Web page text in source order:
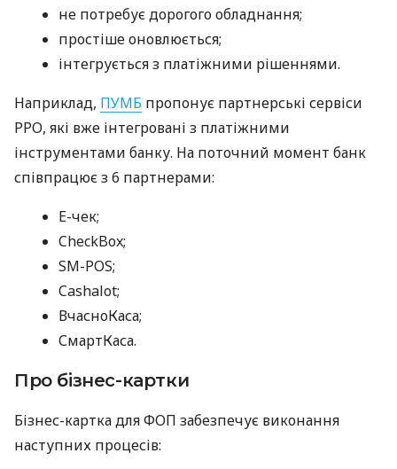
не потребує дорогого обладнання;
простіше оновлюється;
інтегрується з платіжними рішеннями.
Наприклад, ПУМБ пропонує партнерські сервіси
РРО, які вже інтегровані з платіжними
інструментами банку. На поточний момент банк
співпрацює з 6 партнерами:
E-чек;
CheckBox;
SM-POS;
Cashalot;
ВчасноКаса;
СмартКаса.
Про бізнес-картки
Бізнес-картка для ФОП забезпечує виконання
наступних процесів: